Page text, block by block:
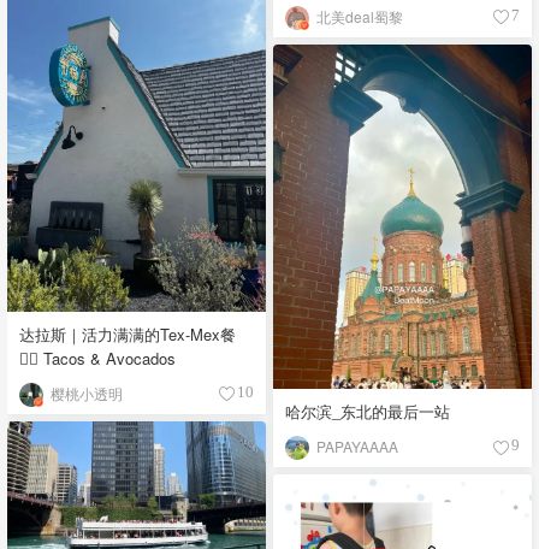
北美deal蜀黎 7
达拉斯｜活力满满的Tex-Mex餐
👉🏼 Tacos & Avocados
樱桃小透明 10
哈尔滨_东北的最后一站
PAPAYAAAA 9